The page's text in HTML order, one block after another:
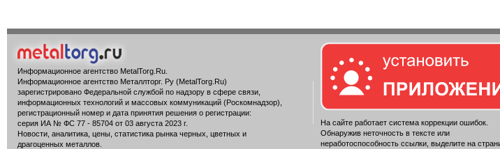
Информационное агентство MetalTorg.Ru
Информационное агентство Металлторг. Ру (MetalTorg.Ru)
зарегистрировано Федеральной службой по надзору в сфере связи,
информационных технологий и массовых коммуникаций (Роскомнадзор),
регистрационный номер и дата принятия решения о регистрации:
серия ИА № ФС 77 - 85704 от 03 августа 2023 г.
Новости, аналитика, цены, статистика рынка черных, цветных и
драгоценных металлов.
На сайте работает система коррекции ошибок.
Обнаружив неточность в тексте или
неработоспособность ссылки, выделите на